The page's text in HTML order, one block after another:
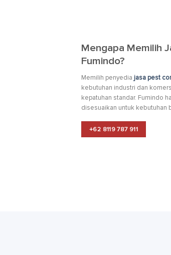
Mengapa Memilih
Fumindo?
Memilih penyedia jasa pest
kebutuhan industri dan
kepatuhan standar. Fumindo
disesuaikan untuk kebutuhan
+62 8119 787 911